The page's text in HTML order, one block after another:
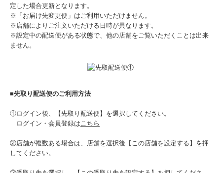
定した場合更新となります。
※「お届け先変更便」はご利用いただけません。
※店舗によりご注文いただける日時が異なります。
※設定中の配送便がある状態で、他の店舗をご覧いただくことは出来
ません。
■先取り配送便のご利用方法
①ログイン後、【先取り配送便】を選択してください。
ログイン・会員登録はこちら
②店舗が複数ある場合は、店舗を選択後【この店舗を設定する】を押
してください。